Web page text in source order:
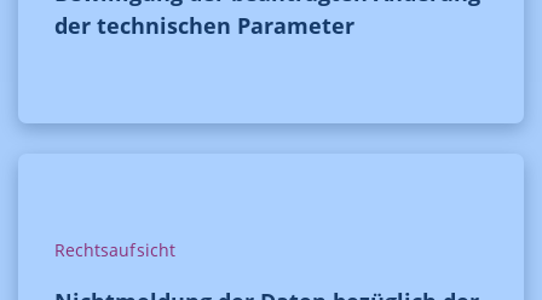
der technischen Parameter
Rechtsaufsicht